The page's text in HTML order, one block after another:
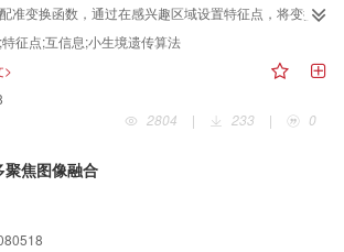
准变换函数，通过在感兴趣区域设置特征点，将变换
中某一特定区域，保持其他区域不发生变形。利用图
函数，更加精确地求解变换函数。在优化策略的选择
优过程，采用基于小生境的遗传算法优化变换函数参
法早熟、搜索能力差等缺点。通过对已知变换函数的
进行实验，结果表明该算法能够准确地找到较优的变
效的搜索策略保证了变换函数准确性，是一种可行
征点;互信息;小生境遗传算法
>
2804
| 233 | 0
焦图像融合